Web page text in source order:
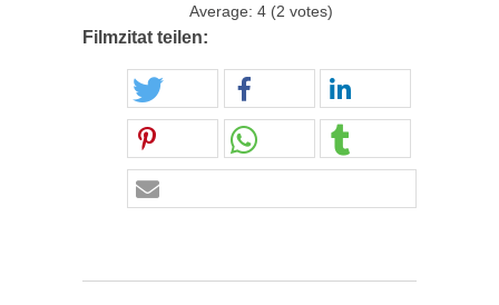
Average: 4 (2 votes)
Filmzitat teilen: